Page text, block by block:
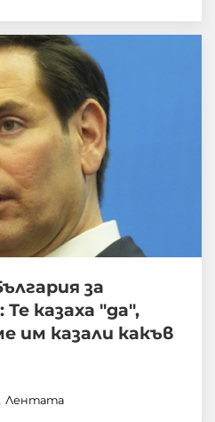
за
казаха "да",
им казали какъв
Лентата